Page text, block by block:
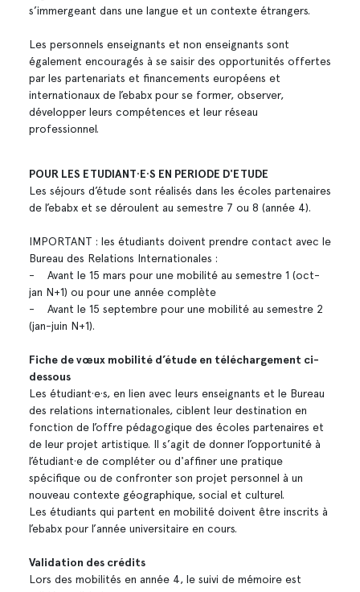
s’immergeant dans une langue et un contexte étrangers.
Les personnels enseignants et non enseignants sont
également encouragés à se saisir des opportunités offertes
par les partenariats et financements européens et
internationaux de l’ebabx pour se former, observer,
développer leurs compétences et leur réseau
professionnel.
POUR LES ETUDIANT·E·S EN PERIODE D'ETUDE
Les séjours d’étude sont réalisés dans les écoles partenaires
de l’ebabx et se déroulent au semestre 7 ou 8 (année 4).
IMPORTANT : les étudiants doivent prendre contact avec le
Bureau des Relations Internationales :
- Avant le 15 mars pour une mobilité au semestre 1 (oct-
jan N+1) ou pour une année complète
- Avant le 15 septembre pour une mobilité au semestre 2
(jan-juin N+1).
Fiche de vœux mobilité d’étude en téléchargement ci-
dessous
Les étudiant·e·s, en lien avec leurs enseignants et le Bureau
des relations internationales, ciblent leur destination en
fonction de l’offre pédagogique des écoles partenaires et
de leur projet artistique. Il s’agit de donner l’opportunité à
l’étudiant·e de compléter ou d'affiner une pratique
spécifique ou de confronter son projet personnel à un
nouveau contexte géographique, social et culturel.
Les étudiants qui partent en mobilité doivent être inscrits à
l’ebabx pour l’année universitaire en cours.
Validation des crédits
Lors des mobilités en année 4, le suivi de mémoire est